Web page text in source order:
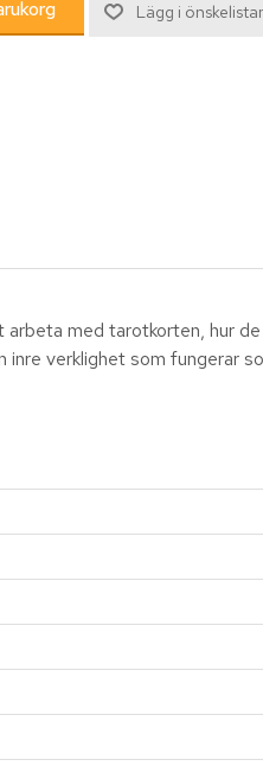
med tarotkorten, hur de
verklighet som fungerar